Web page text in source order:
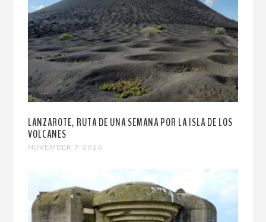
LANZAROTE, RUTA DE UNA SEMANA POR LA ISLA DE LOS
VOLCANES
NOVEMBER 7, 2020